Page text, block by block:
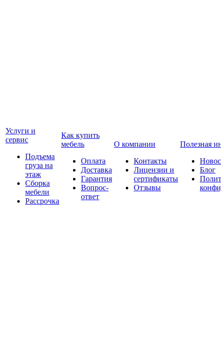
Услуги и
сервис
Подъема
груза на
этаж
Сборка
мебели
Рассрочка
Как купить
мебель
Оплата
Доставка
Гарантия
Вопрос-
ответ
О компании
Контакты
Лицензии и
сертификаты
Отзывы
Полезная
Блог